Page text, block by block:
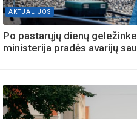
AKTUALIJOS
Po pastarųjų dienų
ministerija pradės avarijų